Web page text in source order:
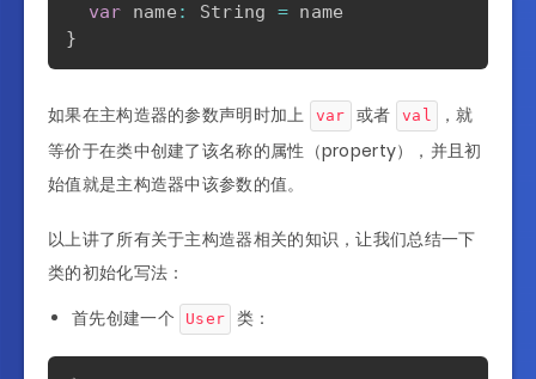
var name : String =
}
如果在主构造器的参数声明时加上 var 或者 val
，就
等价于在类中创建了该名称的属性（property），并且初
始值就是主构造器中该参数的值。
以上讲了所有关于主构造器相关的知识，让我们总结一下
类的初始化写法：
首先创建一个
User 类：